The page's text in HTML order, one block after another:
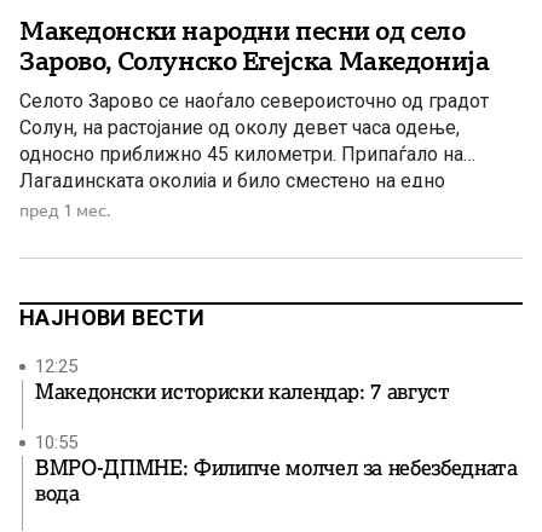
Македонски народни песни од село
Зарово, Солунско Егејска Македонија
Селото Зарово се наоѓало североисточно од градот
Солун, на растојание од околу девет часа одење,
односно приближно 45 километри. Припаѓало на
Лагадинската околија и било сместено на едно
извишување на Карадаг, односно Круша Планина. Се
Берово и со реката Богдана. Богатата народна
пред 1 мес.
НАЈНОВИ ВЕСТИ
12:25
Македонски историски календар: 7 август
10:55
ВМРО-ДПМНЕ: Филипче молчел за небезбедната
вода